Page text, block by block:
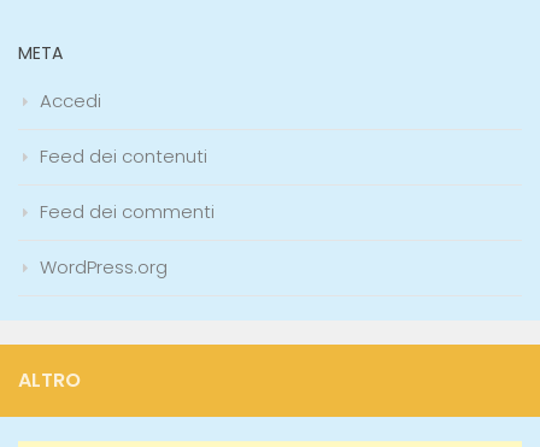
META
Accedi
Feed dei contenuti
Feed dei commenti
WordPress.org
ALTRO